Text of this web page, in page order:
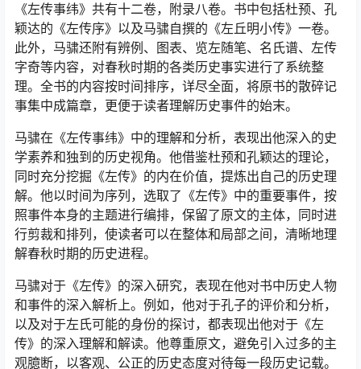
《左传事纬》共有十二卷，附录八卷。书中包括杜预、孔
颖达的《左传序》以及马骕自撰的《左丘明小传》一卷。
此外，马骕还附有辨例、图表、览左随笔、名氏谱、左传
字奇等内容，对春秋时期的各类历史事实进行了系统整
理。全书的内容按时间排序，详尽全面，将原书的散碎记
事集中成篇章，更便于读者理解历史事件的始末。
马骕在《左传事纬》中的理解和分析，表现出他深入的史
学素养和独到的历史视角。他借鉴杜预和孔颖达的理论，
同时充分挖掘《左传》的内在价值，提炼出自己的历史理
解。他以时间为序列，选取了《左传》中的重要事件，按
照事件本身的主题进行编排，保留了原文的主体，同时进
行剪裁和排列，使读者可以在整体和局部之间，清晰地理
解春秋时期的历史进程。
马骕对于《左传》的深入研究，表现在他对书中历史人物
和事件的深入解析上。例如，他对于孔子的评价和分析，
以及对于左氏可能的身份的探讨，都表现出他对于《左
传》的深入理解和解读。他尊重原文，避免引入过多的主
观臆断，以客观、公正的历史态度对待每一段历史记载。